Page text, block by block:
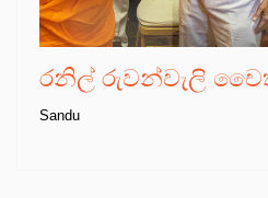
රනිල් රුවන්වැලි
Sandu